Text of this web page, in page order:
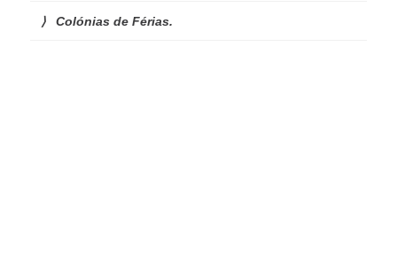
Colónias de Férias.